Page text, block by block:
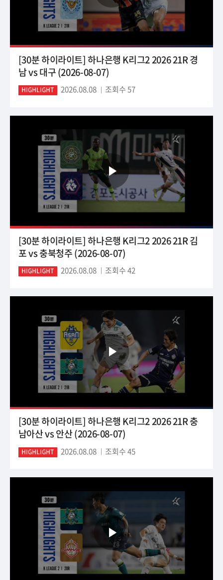
[30분 하이라이트] 하나은행 K리그2 2026 21R 경
남 vs 대구 (2026-08-07)
HIGHLIGHT 2026.08.08 조회수 57
[30분 하이라이트] 하나은행 K리그2 2026 21R 김
포 vs 충북청주 (2026-08-07)
HIGHLIGHT 2026.08.08 조회수 42
[30분 하이라이트] 하나은행 K리그2 2026 21R 충
남아산 vs 안산 (2026-08-07)
HIGHLIGHT 2026.08.08 조회수 45